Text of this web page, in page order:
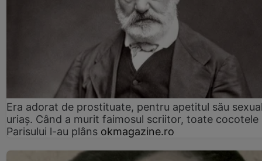
Era adorat de prostituate, pentru apetitul său
uriaș. Când a murit faimosul scriitor, toate cocotele
Parisului l-au plâns okmagazine.ro